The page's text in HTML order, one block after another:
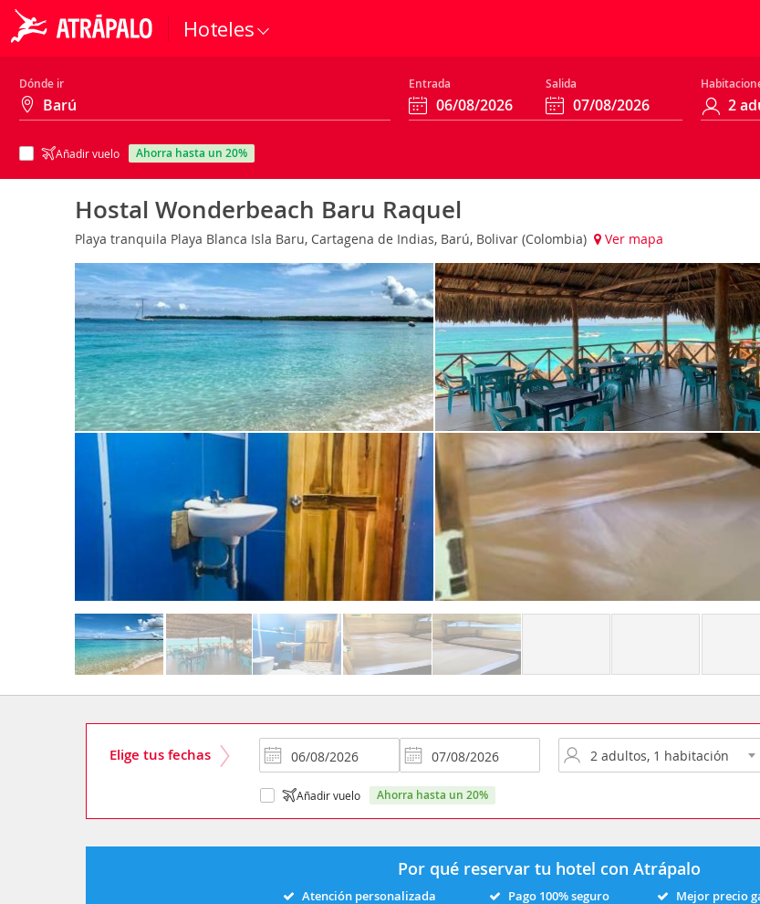
Hoteles
Dónde ir Entrada Salida
Añadir vuelo ahorra hasta un 20%
Hostal Wonderbeach Baru Raquel
Playa tranquila Playa Blanca Isla Baru, Cartagena de Indias, Barú, Bolivar (Colombia) Ver mapa
Elige tus fechas
Añadir vuelo ahorra hasta un 20%
Por qué reservar tu hotel con Atrápalo
Atención personalizada Pago 100% seguro Mejor precio